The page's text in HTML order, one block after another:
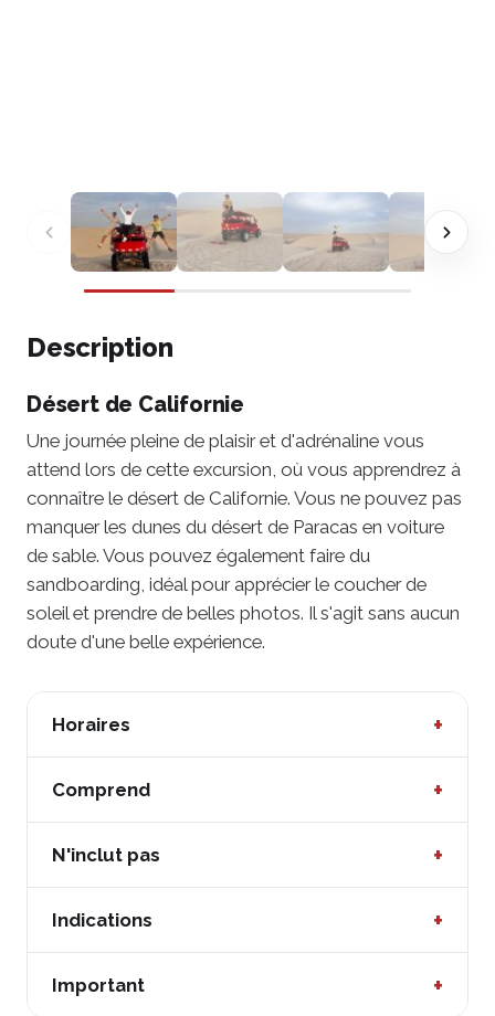
Description
Désert de Californie
Une journée pleine de plaisir et d'adrénaline vous
attend lors de cette excursion, où vous apprendrez à
connaître le désert de Californie. Vous ne pouvez pas
manquer les dunes du désert de Paracas en voiture
de sable. Vous pouvez également faire du
sandboarding, idéal pour apprécier le coucher de
soleil et prendre de belles photos. Il s'agit sans aucun
doute d'une belle expérience.
Horaires +
Début :De 9h00 à 17h00 (départs toutes les deux
heures)
Comprend +
Tubulaire.
N'inclut pas +
Pourboires.
Indications +
trajetImportant +